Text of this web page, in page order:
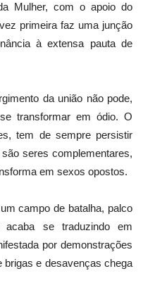
Mulher, com o apoio do
primeira faz uma junção
à extensa pauta de
da união não pode,
transformar em ódio. O
tem de sempre persistir
seres complementares,
em sexos opostos.
de batalha, palco
se traduzindo em
por demonstrações
brigas e desavenças chega